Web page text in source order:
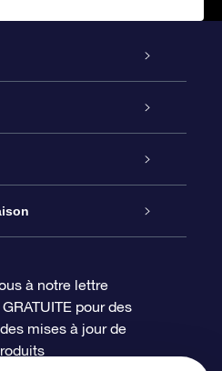
posées
à notre lettre
pour des
mises à jour de